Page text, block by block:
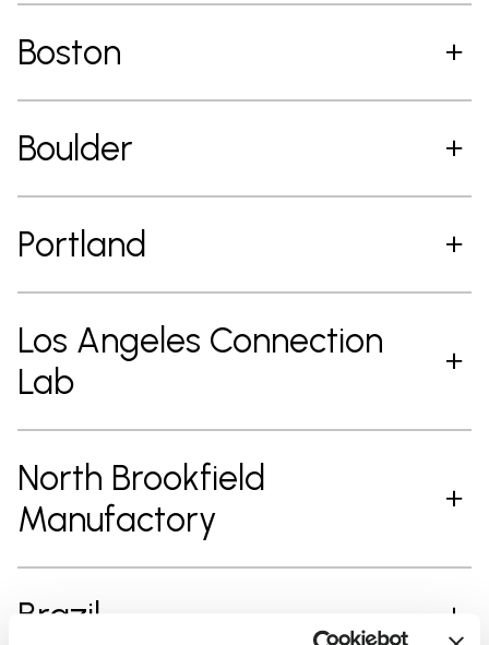
Boston
Boulder
Portland
Los Angeles Connection
Lab
North Brookfield
Manufactory
Brazil